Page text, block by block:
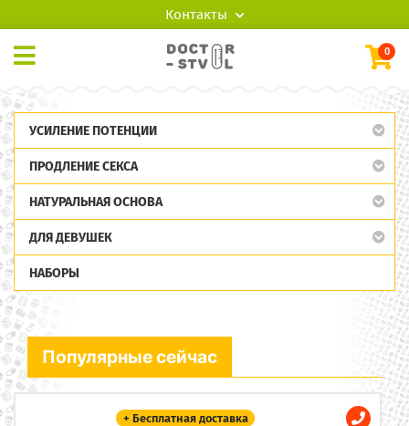
Контакты
0
УСИЛЕНИЕ ПОТЕНЦИИ
ПРОДЛЕНИЕ СЕКСА
НАТУРАЛЬНАЯ ОСНОВА
ДЛЯ ДЕВУШЕК
НАБОРЫ
Популярные сейчас
+ Бесплатная доставка